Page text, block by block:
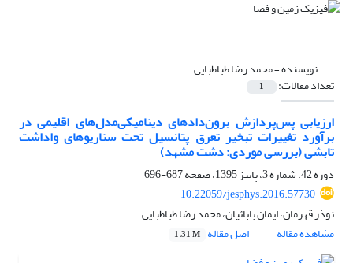
نویسنده =محمد رضا طباطبایی
تعداد مقالات: 1
ارزیابی پس‌پردازش برون‌دادهای دینامیکی‌مدل‌های اقلیمی در
برآورد تغییرات تبخیر ‌تعرق پتانسیل تحت سناریوهای واداشت
تابشی (بررسی موردی: دشت مشهد)
دوره 42، شماره 3، پاییز 1395، صفحه
687-696
10.22059/jesphys.2016.57730
نوذر قهرمان، ایمان بابائیان، محمد رضا طباطبایی
مشاهده مقاله
اصل مقاله 1.31 M